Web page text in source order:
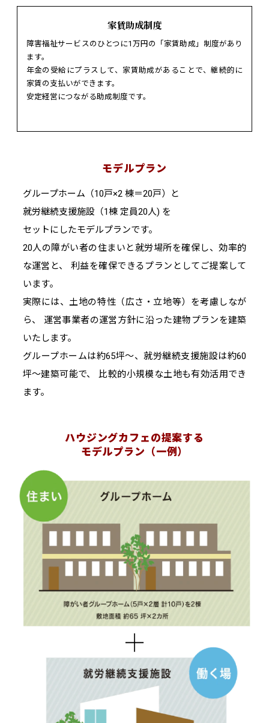
家賃助成制度
障害福祉サービスのひとつに1万円の「家賃助成」制度があり
ます。
年金の受給にプラスして、家賃助成があることで、継続的に
家賃の支払いができます。
安定経営につながる助成制度です。
モデルプラン
グループホーム（10戸×2 棟＝20戸）と
就労継続支援施設（1棟 定員20人) を
セットにしたモデルプランです。
20人の障がい者の住まいと就労場所を確保し、効率的
な運営と、 利益を確保できるプランとしてご提案して
います。
実際には、土地の特性（広さ・立地等）を考慮しなが
ら、 運営事業者の運営方針に沿った建物プランを建築
いたします。
グループホームは約65坪～、就労継続支援施設は約60
坪～建築可能で、 比較的小規模な土地も有効活用でき
ます。
ハウジングカフェの提案する
モデルプラン（一例）